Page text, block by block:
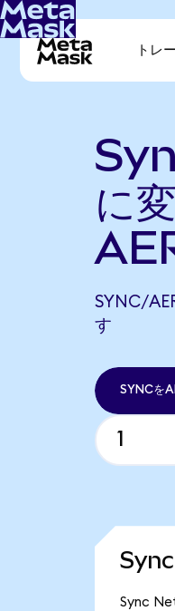
トレ
に
SYNC/
す
SYNCを
Sync